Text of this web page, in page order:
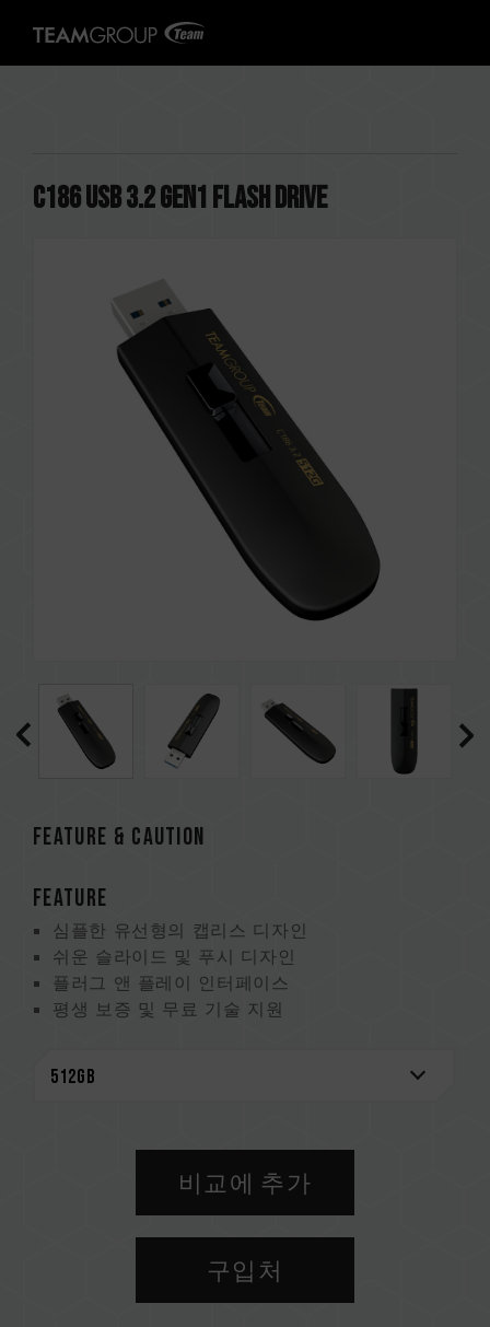
C186 USB 3.2 Gen1 FLASH DRIVE
FEATURE & CAUTION
FEATURE
심플한 유선형의 캡리스 디자인
쉬운 슬라이드 및 푸시 디자인
플러그 앤 플레이 인터페이스
평생 보증 및 무료 기술 지원
비교에 추가
구입처